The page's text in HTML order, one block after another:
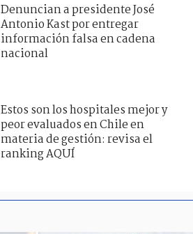
Denuncian a presidente José
Antonio Kast por entregar
información falsa en cadena
nacional
Estos son los hospitales mejor y
peor evaluados en Chile en
materia de gestión: revisa el
ranking AQUÍ